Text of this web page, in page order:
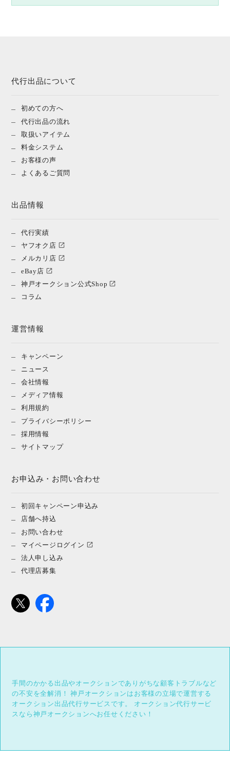
代行出品について
初めての方へ
代行出品の流れ
取扱いアイテム
料金システム
お客様の声
よくあるご質問
出品情報
代行実績
ヤフオク店
メルカリ店
eBay店
神戸オークション公式Shop
コラム
運営情報
キャンペーン
ニュース
会社情報
メディア情報
利用規約
プライバシーポリシー
採用情報
サイトマップ
お申込み・お問い合わせ
初回キャンペーン申込み
店舗へ持込
お問い合わせ
マイページログイン
法人申し込み
代理店募集
手間のかかる出品やオークションでありがちな顧客トラブルなど
の不安を全解消！
神戸オークションはお客様の立場で運営する
オークション出品代行サービスです。
オークション代行サービ
スなら神戸オークションへお任せください！